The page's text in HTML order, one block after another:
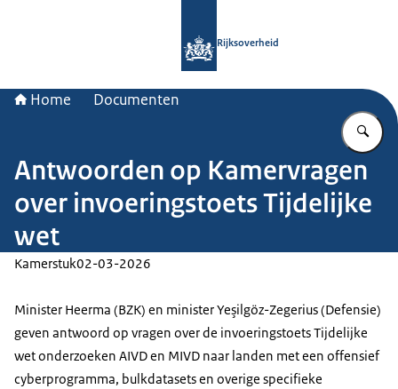
Rijksoverheid
Home Documenten
Antwoorden op Kamervragen
over invoeringstoets Tijdelijke
wet
Kamerstuk02-03-2026
Minister Heerma (BZK) en minister Yeşilgöz-Zegerius (Defensie)
geven antwoord op vragen over de invoeringstoets Tijdelijke
wet onderzoeken AIVD en MIVD naar landen met een offensief
cyberprogramma, bulkdatasets en overige specifieke